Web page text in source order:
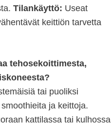
Tilankäyttö: Useat
keittiön tarvetta
tehosekoittimesta,
tai puoliksi
ja keittoja.
kattilassa tai kulhossa